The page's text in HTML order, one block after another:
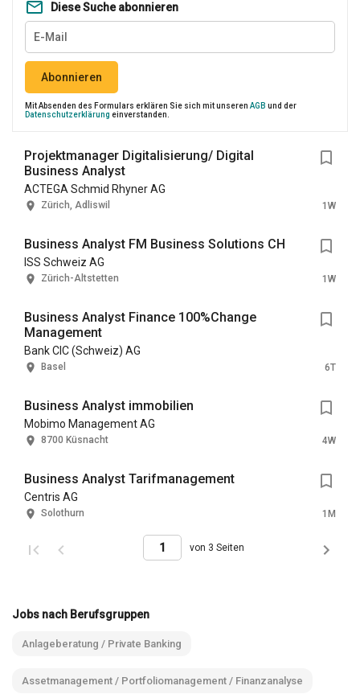
Diese Suche abonnieren
Abonnieren
Mit Absenden des Formulars erklären Sie sich mit unseren AGB und der
Datenschutzerklärung einverstanden.
Projektmanager Digitalisierung/ Digital
Business Analyst
ACTEGA Schmid Rhyner AG
Zürich, Adliswil 1W
Business Analyst FM Business Solutions CH
ISS Schweiz AG
Zürich-Altstetten 1W
Business Analyst Finance 100%Change
Management
Bank CIC (Schweiz) AG
Basel 6T
Business Analyst immobilien
Mobimo Management AG
8700 Küsnacht 4W
Business Analyst Tarifmanagement
Centris AG
Solothurn 1M
von 3 Seiten
Jobs nach Berufsgruppen
Anlageberatung / Private Banking
Assetmanagement / Portfoliomanagement / Finanzanalyse